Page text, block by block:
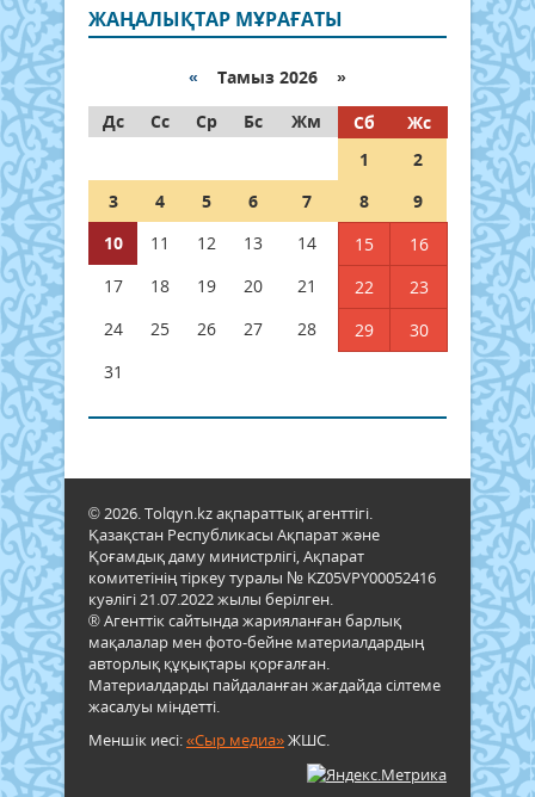
ЖАҢАЛЫҚТАР МҰРАҒАТЫ
« Тамыз 2026 »
Дс
Сс Ср Бс Жм Сб
Жс
1
2
3
4 5 6 7 8
9
10
11 12 13 14 15
16
17
18 19 20 21 22
23
24
25 26 27 28 29
30
31
© 2026. Tolqyn.kz ақпараттық агенттігі.
Қазақстан Республикасы Ақпарат және
Қоғамдық даму министрлігі, Ақпарат
комитетінің тіркеу туралы № KZ05VPY00052416
куәлігі 21.07.2022 жылы берілген.
® Агенттік сайтында жарияланған барлық
мақалалар мен фото-бейне материалдардың
авторлық құқықтары қорғалған.
Материалдарды пайдаланған жағдайда сілтеме
жасалуы міндетті.
Меншік иесі:«Сыр медиа»ЖШС.